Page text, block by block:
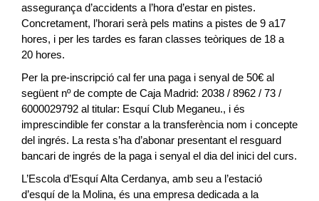
assegurança d’accidents a l’hora d’estar en pistes.
Concretament, l’horari serà pels matins a pistes de 9 a17
hores, i per les tardes es faran classes teòriques de 18 a
20 hores.
Per la pre-inscripció cal fer una paga i senyal de 50€ al
següent nº de compte de Caja Madrid: 2038 / 8962 / 73 /
6000029792 al titular: Esquí Club Meganeu., i és
imprescindible fer constar a la transferència nom i concepte
del ingrés. La resta s’ha d’abonar presentant el resguard
bancari de ingrés de la paga i senyal el dia del inici del curs.
L’Escola d’Esquí Alta Cerdanya, amb seu a l’estació
d’esquí de la Molina, és una empresa dedicada a la